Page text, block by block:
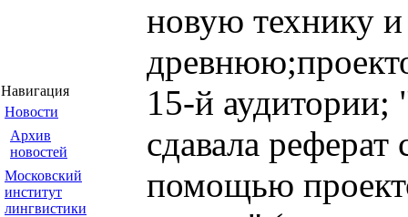
Навигация
Новости
Архив
новостей
Московский
институт
лингвистики
новую технику и
15-й аудитории;
сдавала реферат
помощью